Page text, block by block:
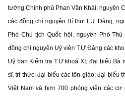
tướng Chính phủ Phan Văn Khải; nguyên
các đồng chí nguyên Bí thư T.Ư Đảng,
Phó Chủ tịch Quốc hội, nguyên Phó
đồng chí nguyên Uỷ viên T.Ư Đảng các
Uỷ ban Kiểm tra T.Ư khoá XI; đại biểu Bà
sĩ, trí thức; đại biểu các tôn giáo; đại biểu
Việt Nam và hơn 700 phóng viên các cơ